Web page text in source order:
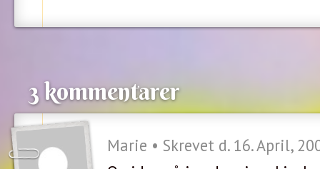
3 kommentarer
Marie • Skrevet d. 16. April,